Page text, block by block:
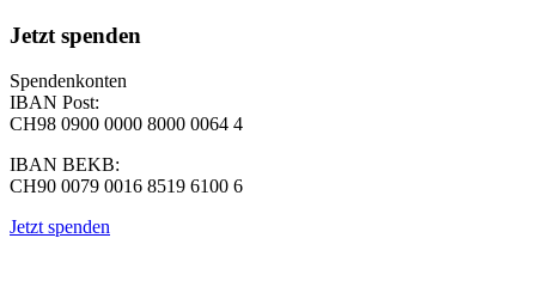
Jetzt spenden
Spendenkonten
IBAN Post:
CH98 0900 0000 8000 0064 4
IBAN BEKB:
CH90 0079 0016 8519 6100 6
Jetzt spenden